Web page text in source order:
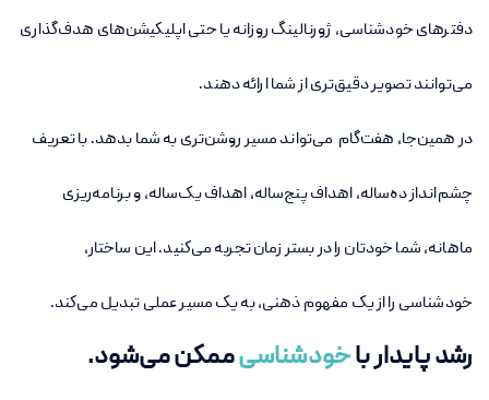
دفترهای خودشناسی، ژورنالینگ روزانه یا حتی اپلیکیشن‌های هدف‌گذاری
می‌توانند تصویر دقیق‌تری از شما ارائه دهند.
در همین‌جا، هفت‌گام می‌تواند مسیر روشن‌تری به شما بدهد. با تعریف
چشم‌انداز ده‌ساله، اهداف پنج‌ساله، اهداف یک‌ساله، و برنامه‌ریزی
ماهانه، شما خودتان را در بستر زمان تجربه می‌کنید. این ساختار،
خودشناسی را از یک مفهوم ذهنی، به یک مسیر عملی تبدیل می‌کند.
رشد پایدار باخودشناسیممکن می‌شود.